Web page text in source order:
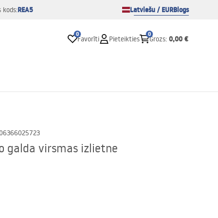
kods:REA5 Latviešu / EURBlogs
0
Favorīti Pieteikties
0
Grozs: 0,00 €
galda virsmas izlietne